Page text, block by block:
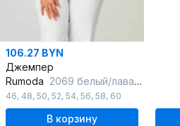
106.27 BYN
Джемпер
Rumoda 2069 белый/лаванда
46, 48, 50, 52, 54, 56, 58, 60
В корзину